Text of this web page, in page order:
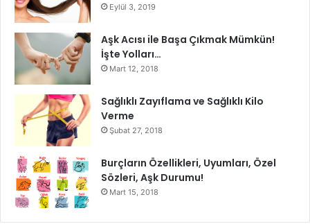
Eylül 3, 2019
Aşk Acısı ile Başa Çıkmak Mümkün!
İşte Yolları…
Mart 12, 2018
Sağlıklı Zayıflama ve Sağlıklı Kilo
Verme
Şubat 27, 2018
Burçların Özellikleri, Uyumları, Özel
Sözleri, Aşk Durumu!
Mart 15, 2018